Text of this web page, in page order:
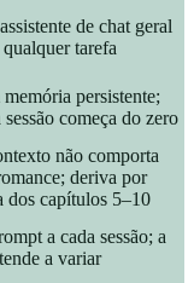
de chat geral
qualquer tarefa
memória persistente;
sessão começa do zero
não comporta
deriva por
dos capítulos 5–10
a cada sessão; a
a variar